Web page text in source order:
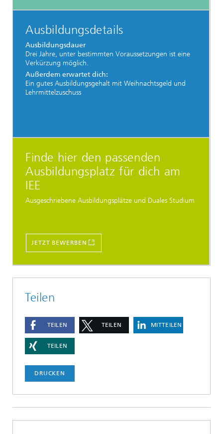
Ausbildungsdetails
Ausbildungsdauer
Drei Jahre, unter bestimmten Voraussetzungen ist eine
Verkürzung möglich.
Außerdem erwartet dich:
Ein gutes Ausbildungsgehalt mit Weihnachtsgeld und
Lehrmittelzuschuss
Finde hier den passenden
Ausbildungsplatz für dich am
IEE
Ausgeschriebene Ausbildungsplätze und Duales Studium
JETZT BEWERBEN
Teilen
TEILEN TEILEN MITTEILEN
TEILEN
DRUCKEN